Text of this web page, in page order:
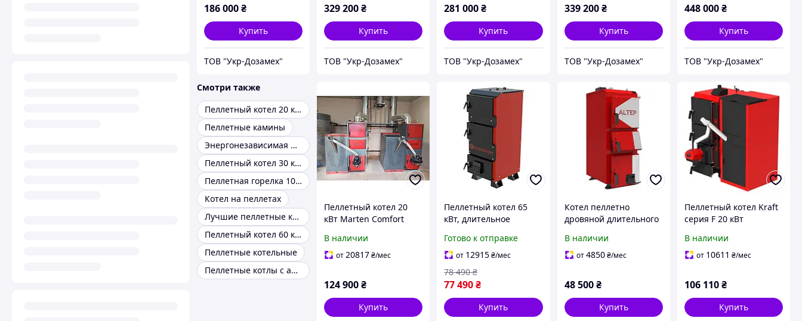
186 000₴
Купить
ТОВ "Укр-Дозамех"
329 200₴
Купить
ТОВ "Укр-Дозамех"
281 000₴
Купить
ТОВ "Укр-Дозамех"
339 200 ₴
Купить
ТОВ "Укр-Дозамех"
448 000₴
Купить
ТОВ "Укр-Дозамех"
Смотри также
Пеллетный котел 20 квт
Пеллетные камины
Энергонезависимая пеллетная горелка
Пеллетный котел 30 квт
Пеллетная горелка 10 квт
Котел на пеллетах
Лучшие пеллетные котлы
Пеллетный котел 60 квт
Пеллетные котельные
Пеллетные котлы с автоматической подачей топлива
Пеллетный котел 20
кВт Marten Comfort
В наличии
от20817₴/мес
124 900₴
Купить
Пеллетный котел 65
кВт, длительное
твердотопливный
отопитель, Бесплатная
Доставка
Готово к отправке
от 12915₴/мес
77 490₴
78 490 ₴
Купить
Котел пеллетно
дровяной длительного
Уни+ сталь 6 мм
В наличии
от4850 ₴/мес
48 500 ₴
Купить
Пеллетный котел Kraft
серия F 20 кВт
В наличии
от 10611 ₴/мес
106 110₴
Купить